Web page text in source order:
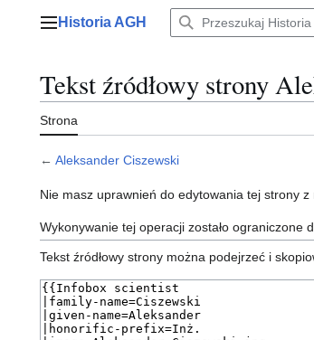
Menu główne
Historia AGH
Tekst źródłowy strony
Strona
← Aleksander Ciszewski
Nie masz uprawnień do edytowania tej strony
Wykonywanie tej operacji zostało ograniczone
Tekst źródłowy strony można podejrzeć i